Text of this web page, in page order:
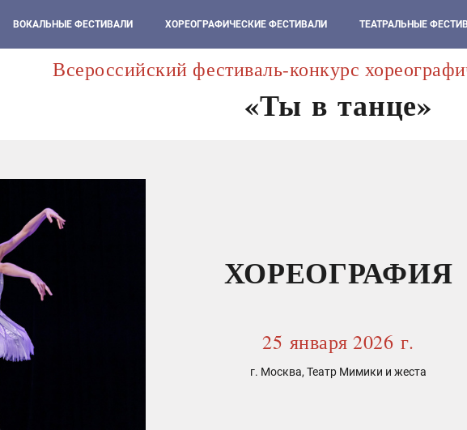
ВОКАЛЬНЫЕ ФЕСТИВАЛИ ХОРЕОГРАФИЧЕСКИЕ ФЕСТИВАЛИ ТЕАТРАЛЬНЫЕ
Всероссийский фестиваль-конкурс
«Ты в танце»
ХОРЕОГРАФИЯ
25 января 2026 г.
г. Москва, Театр Мимики и жеста